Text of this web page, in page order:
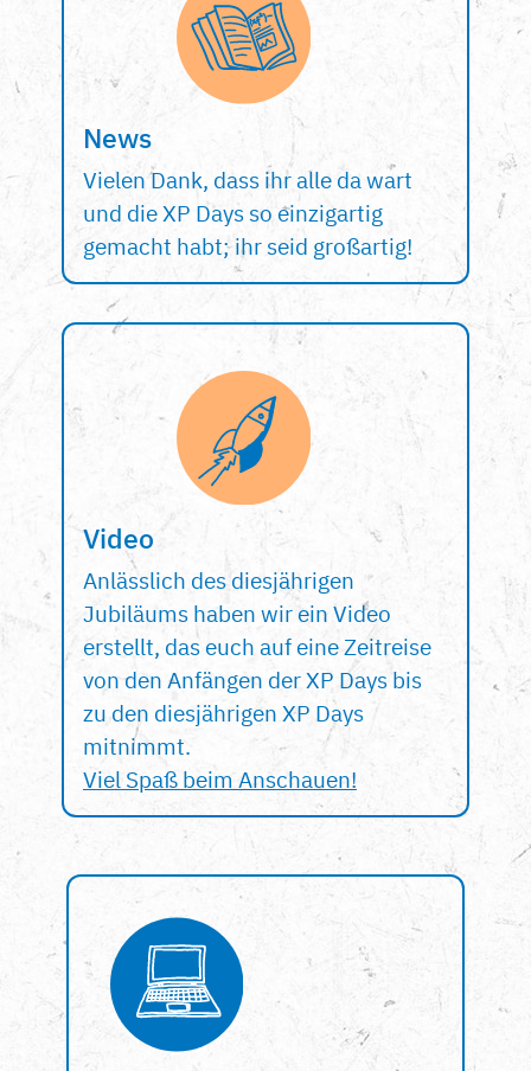
News
Vielen Dank, dass ihr alle da wart
und die XP Days so einzigartig
gemacht habt; ihr seid großartig!
Video
Anlässlich des diesjährigen
Jubiläums haben wir ein Video
erstellt, das euch auf eine Zeitreise
von den Anfängen der XP Days bis
zu den diesjährigen XP Days
mitnimmt.
Viel Spaß beim Anschauen!